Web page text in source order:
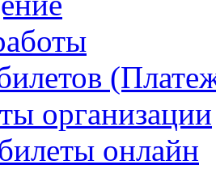
организации
онлайн